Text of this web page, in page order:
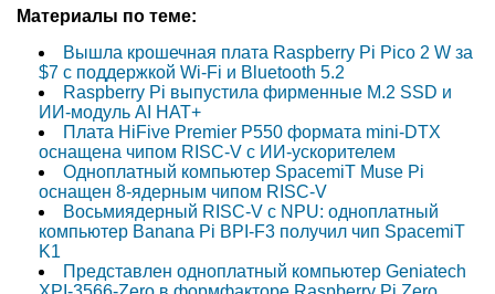
Материалы по теме:
Вышла крошечная плата Raspberry Pi Pico 2 W за
$7 с поддержкой Wi-Fi и Bluetooth 5.2
Raspberry Pi выпустила фирменные M.2 SSD и
ИИ-модуль AI HAT+
Плата HiFive Premier P550 формата mini-DTX
оснащена чипом RISC-V с ИИ-ускорителем
Одноплатный компьютер SpacemiT Muse Pi
оснащен 8-ядерным чипом RISC-V
Восьмиядерный RISC-V с NPU: одноплатный
компьютер Banana Pi BPI-F3 получил чип SpacemiT
K1
Представлен одноплатный компьютер Geniatech